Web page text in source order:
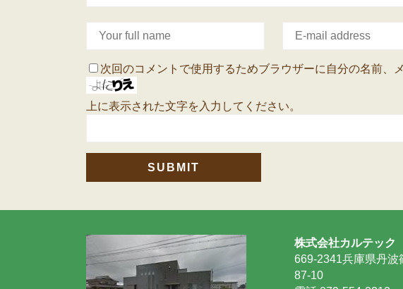
次回のコメントで使用するためブラウザーに自分の名前、
上に表示された文字を入力してください。
株式会社カルテック
669-2341兵庫県丹波
87-10